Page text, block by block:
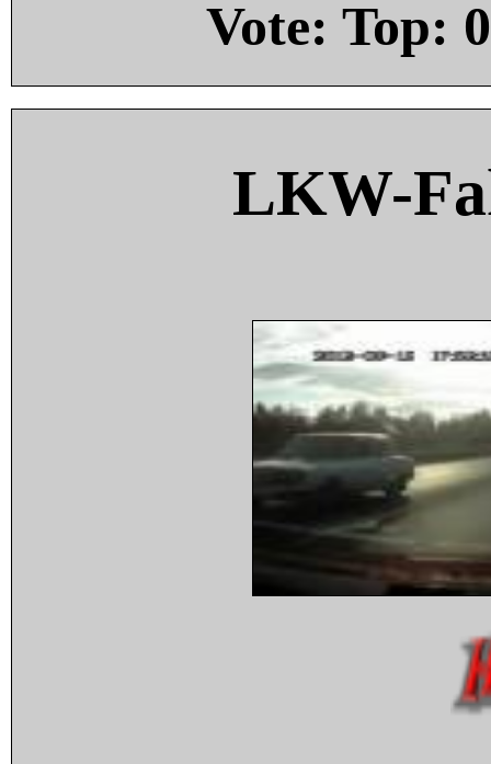
Vote: Top: 0
LKW-